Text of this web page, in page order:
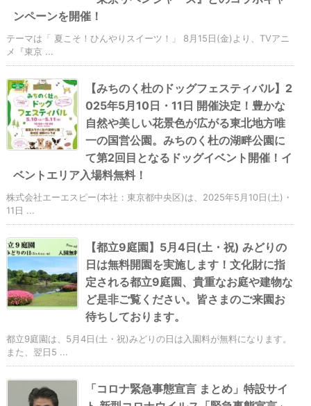
ンペーンを開催！
テーマは「 夏こそ！ひんやりスイーツ！」 8月15日(金)より、TVアニ
メ『東京 ...
【みちのく杜のドッグフェスティバル】2
025年5月10日・11日 開催決定！豊かな
自然や美しい花景色が広がる東北地方唯
一の国営公園。みちのく杜の湖畔公園に
て第2回目となるドッグイベント開催！イ
ベントエリア入場料無料！
株式会社エーエスピー(本社：東京都中央区)は、2025年5月10日(土)・
11日 ...
【都立9庭園】5月4日(土・祝) みどりの
日は無料開園を実施します！文化財に指
定される都立9庭園、貴重なお庭や建物な
ど是非ご覧ください。皆さまのご来園お
待ちしております。
都立9庭園は、5月4日(土・祝)みどりの日は入園料が無料になります。
また、翌日5 ...
「コロナ緊急事態宣言 まとめ」特設サイ